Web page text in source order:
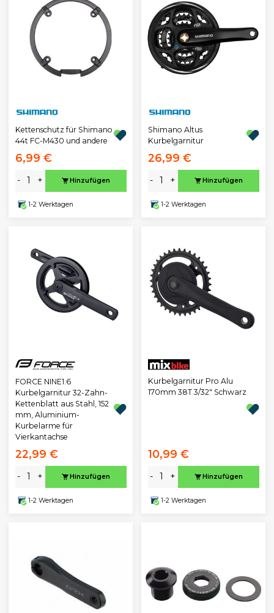
Kettenschutz für Shimano
44t FC-M430 und andere
6,99 €
- + Hinzufügen
1-2 Werktagen
Shimano Altus
Kurbelgarnitur
26,99 €
- + Hinzufügen
1-2 Werktagen
FORCE NINE1.6
Kurbelgarnitur 32-Zahn-
Kettenblatt aus Stahl, 152
mm, Aluminium-
Kurbelarme für
Vierkantachse
22,99 €
- + Hinzufügen
1-2 Werktagen
Kurbelgarnitur Pro Alu
170mm 38T 3/32" Schwarz
10,99 €
- + Hinzufügen
1-2 Werktagen